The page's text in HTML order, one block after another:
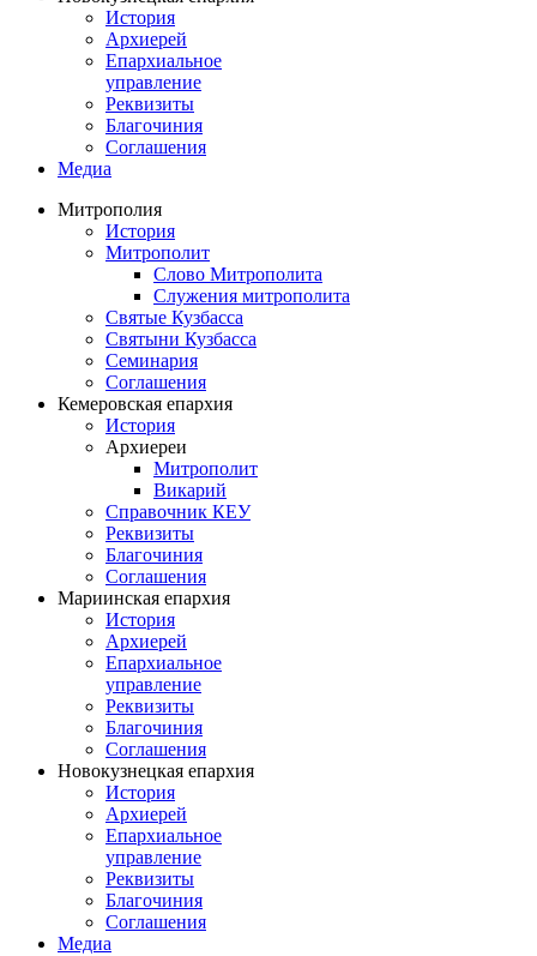
История
Архиерей
Епархиальное
управление
Реквизиты
Благочиния
Соглашения
Медиа
Митрополия
История
Митрополит
Слово Митрополита
Служения митрополита
Святые Кузбасса
Святыни Кузбасса
Семинария
Соглашения
Кемеровская епархия
История
Архиереи
Митрополит
Викарий
Справочник КЕУ
Реквизиты
Благочиния
Соглашения
Мариинская епархия
История
Архиерей
Епархиальное
управление
Реквизиты
Благочиния
Соглашения
Новокузнецкая епархия
История
Архиерей
Епархиальное
управление
Реквизиты
Благочиния
Соглашения
Медиа